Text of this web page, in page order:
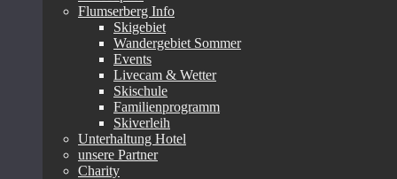
Flumserberg Info
Skigebiet
Wandergebiet Sommer
Events
Livecam & Wetter
Skischule
Familienprogramm
Skiverleih
Unterhaltung Hotel
unsere Partner
Charity